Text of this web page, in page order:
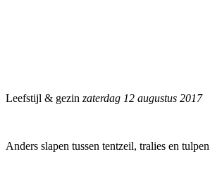
Leefstijl & gezin zaterdag 12 augustus 2017
Anders slapen tussen tentzeil, tralies en tulpen